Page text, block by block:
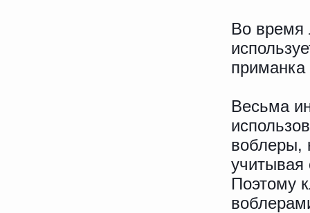
Во время
Весьма
воблеры,
учитывая
Поэтому